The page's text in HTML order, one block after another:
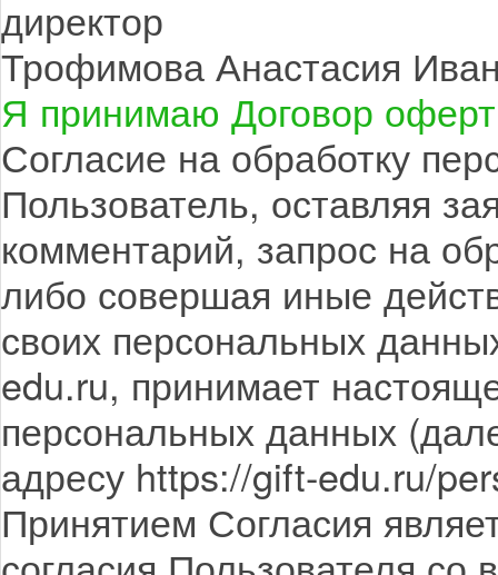
директор
Трофимова Анастасия
Я принимаю Договор
Согласие на обработку
Пользователь, оставляя
комментарий, запрос на
либо совершая иные
своих персональных
edu.ru, принимает
персональных данных
адресу https://gift-edu.ru/
Принятием Согласия